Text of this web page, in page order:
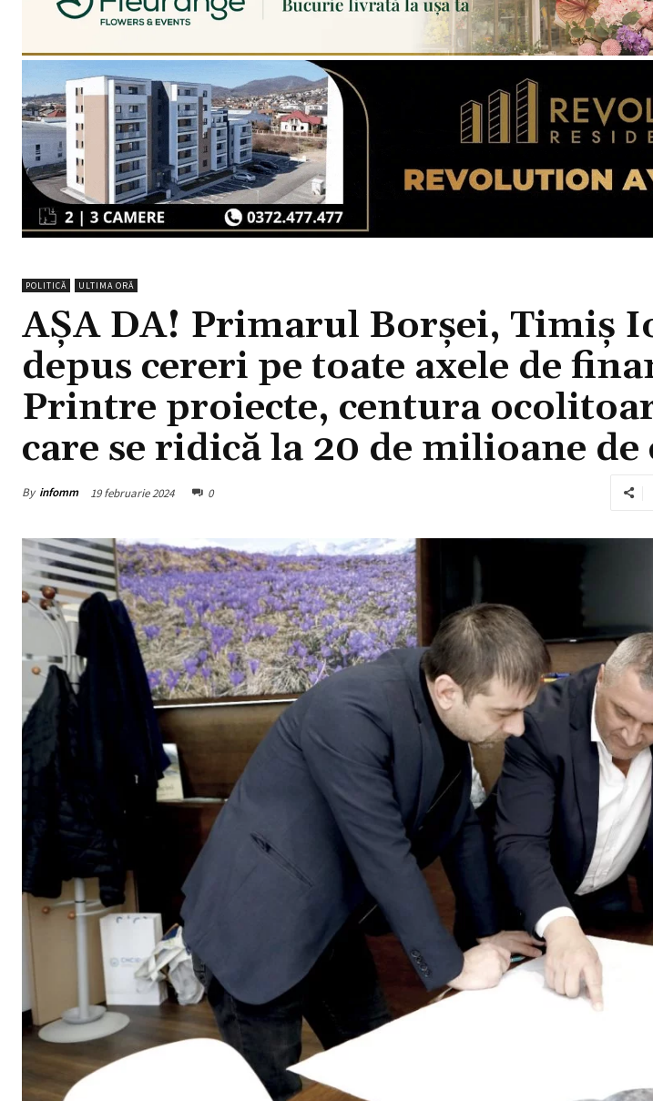
POLITICĂ ULTIMA ORĂ
AȘA DA! Primarul Borșei, Timiș
depus cereri pe toate axele de
Printre proiecte, centura
care se ridică la 20 de milioane de
By infomm 19 februarie 2024 0